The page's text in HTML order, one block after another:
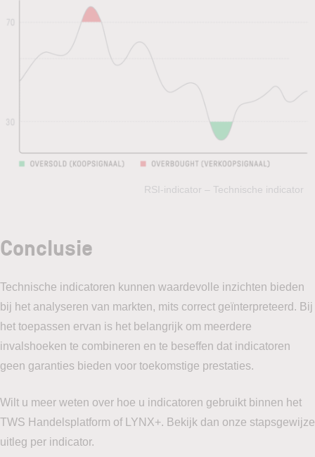
RSI-indicator – Technische indicator
Conclusie
Technische indicatoren kunnen waardevolle inzichten bieden
bij het analyseren van markten, mits correct geïnterpreteerd. Bij
het toepassen ervan is het belangrijk om meerdere
invalshoeken te combineren en te beseffen dat indicatoren
geen garanties bieden voor toekomstige prestaties.
Wilt u meer weten over hoe u indicatoren gebruikt binnen het
TWS Handelsplatform of LYNX+. Bekijk dan onze stapsgewijze
uitleg per indicator.